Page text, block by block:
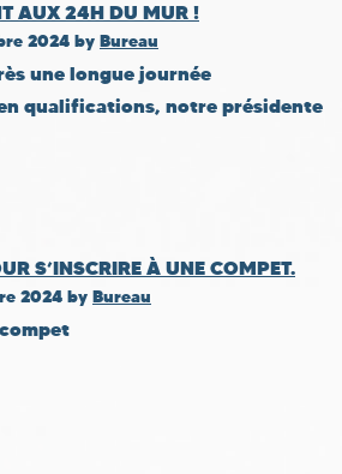
AUX 24H DU MUR !
2024 by Bureau
une longue journée
qualifications, notre présidente
S’INSCRIRE À UNE COMPET.
2024 by Bureau